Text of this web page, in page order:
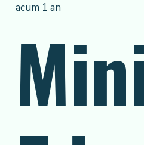
acum 1 an